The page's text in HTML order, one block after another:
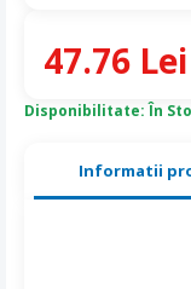
Informatii
Disponibilitate: În
47.76 Lei